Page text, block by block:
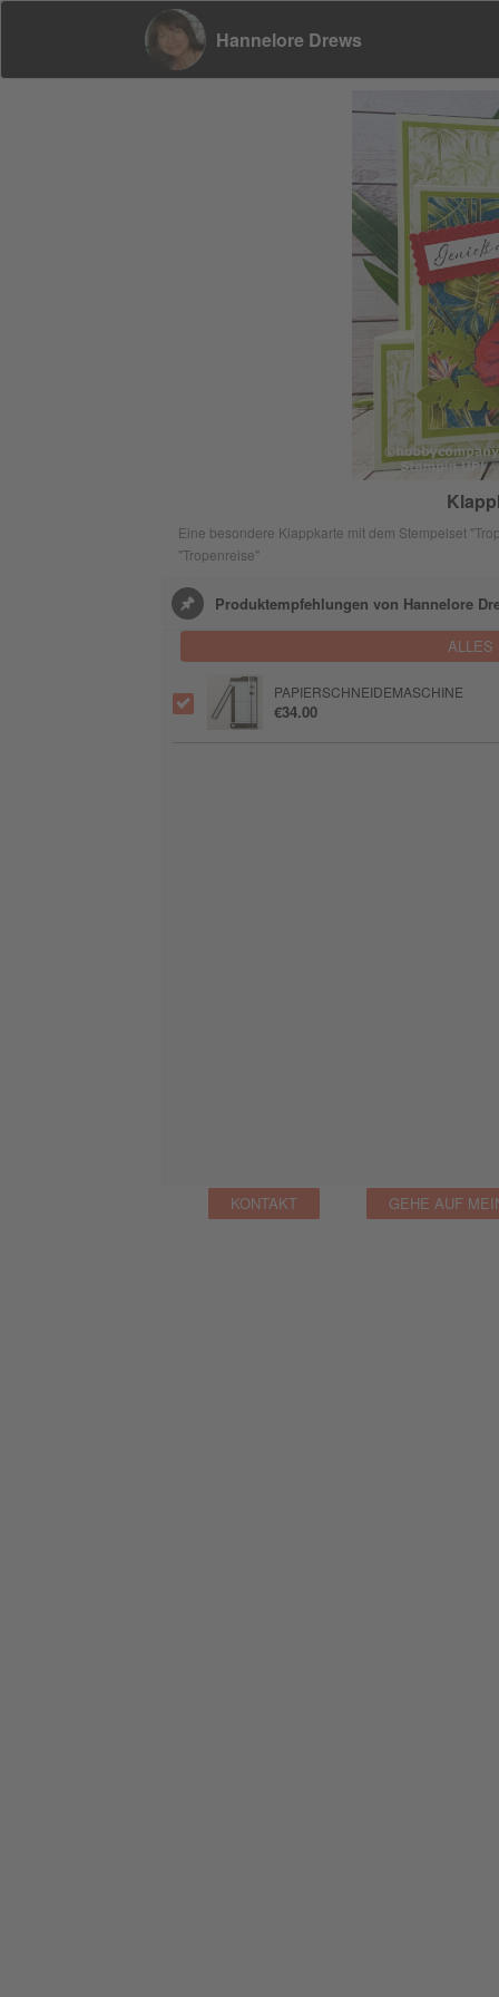
Hannelore Drews
Eine besondere Klappkarte mit dem Stempelset
"Tropenreise"
Produktempfehlungen von Hannelore
ALLES
PAPIERSCHNEIDEMASCHINE
€34.00
KONTAKT GEHE AUF